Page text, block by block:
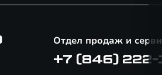
Отдел продаж и
+7 (846) 222-